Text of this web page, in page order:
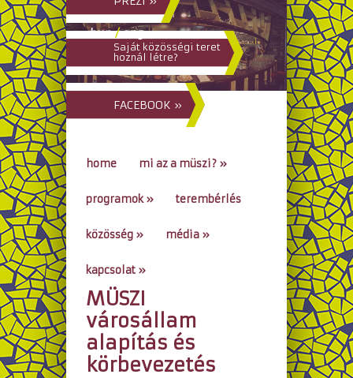
hun/eng
Saját közösségi teret
hoznál létre?
FACEBOOK »
home mi az a müszi? »
programok» terembérlés
közösség » média »
kapcsolat »
go to...
MÜSZI
városállam
alapítás és
körbevezetés